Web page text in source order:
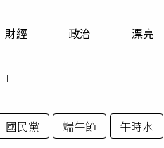
財經 政治 漂亮
」
國民黨 端午節 午時水